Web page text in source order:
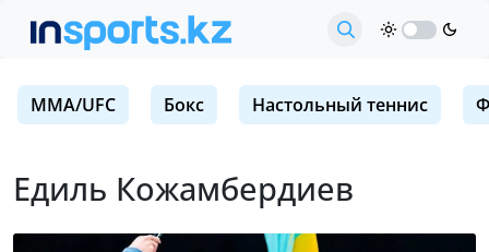
MMA/UFC Бокс Настольный теннис
Едиль Кожамбердиев